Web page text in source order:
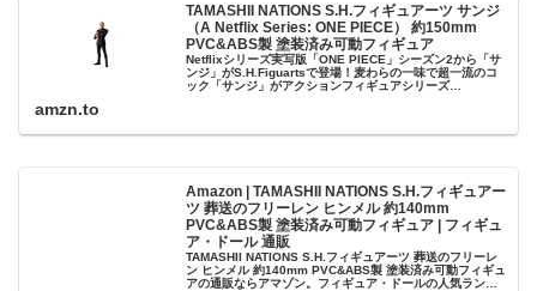
TAMASHII NATIONS S.H.フィギュアーツ サンジ
（A Netflix Series: ONE PIECE） 約150mm
PVC&ABS製 塗装済み可動フィギュア
Netflixシリーズ実写版「ONE PIECE」シーズン2から「サ
ンジ」がS.H.Figuartsで登場！麦わらの一味で超一流のコ
ック「サンジ」がアクションフィギュアシリーズ
amzn.to
Amazon | TAMASHII NATIONS S.H.フィギュアー
ツ 葬送のフリーレン ヒンメル 約140mm
PVC&ABS製 塗装済み可動フィギュア | フィギュ
ア・ドール 通販
TAMASHII NATIONS S.H.フィギュアーツ 葬送のフリーレ
ン ヒンメル 約140mm PVC&ABS製 塗装済み可動フィギュ
アの通販ならアマゾン。フィギュア・ドールの人気ランキ